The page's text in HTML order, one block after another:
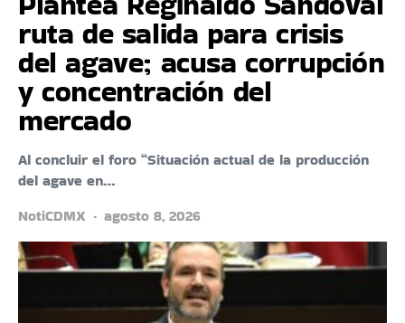
ruta de salida para crisis
del agave; acusa corrupción
y concentración del
mercado
Al concluir el foro “Situación actual de la producción
del agave en…
NotiCDMX
agosto 8, 2026